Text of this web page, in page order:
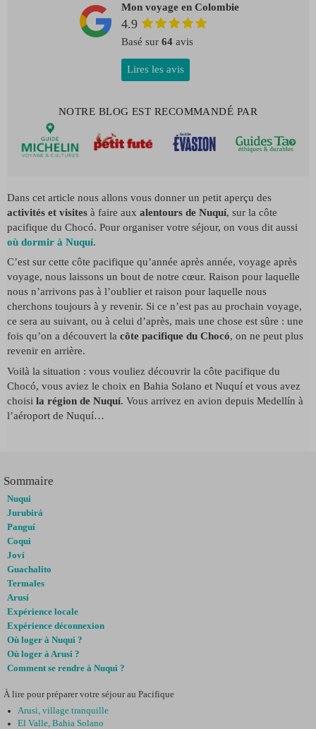
Mon voyage en Colombie
4.9
Basé sur 64 avis
Lires les avis
NOTRE BLOG EST RECOMMANDÉ PAR
Dans cet article nous allons vous donner un petit aperçu des
activités et visites à faire aux alentours de Nuquí, sur la côte
pacifique du Chocó. Pour organiser votre séjour, on vous dit aussi
où dormir à Nuquí.
C’est sur cette côte pacifique qu’année après année, voyage après
voyage, nous laissons un bout de notre cœur. Raison pour laquelle
nous n’arrivons pas à l’oublier et raison pour laquelle nous
cherchons toujours à y revenir. Si ce n’est pas au prochain voyage,
ce sera au suivant, ou à celui d’après, mais une chose est sûre : une
fois qu’on a découvert la côte pacifique du Chocó, on ne peut plus
revenir en arrière.
Voilà la situation : vous vouliez découvrir la côte pacifique du
Chocó, vous aviez le choix en Bahia Solano et Nuquí et vous avez
choisi la région de Nuquí. Vous arrivez en avion depuis Medellín à
l’aéroport de Nuquí…
Sommaire
Nuqui
Jurubirá
Panguí
Coqui
Joví
Guachalito
Termales
Arusí
Expérience locale
Expérience déconnexion
Où loger à Nuqui ?
Où loger à Arusi ?
Comment se rendre à Nuqui ?
À lire pour préparer votre séjour au Pacifique
Arusi, village tranquille
El Valle, Bahia Solano